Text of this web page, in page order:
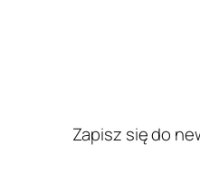
Zapisz się do